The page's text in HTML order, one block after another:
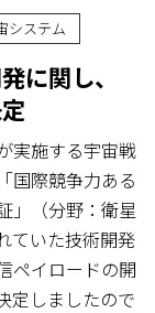
システム
に関し、
実施する宇宙戦
国際競争力ある
」（分野：衛星
ていた技術開発
ペイロードの開
定しましたので